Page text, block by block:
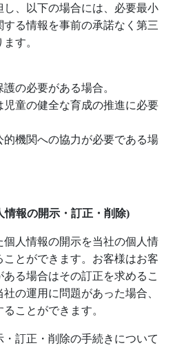
し、以下の場合には、必要最小
る情報を事前の承諾なく第三
す。
の必要がある場合。
児童の健全な育成の推進に必要
的機関への協力が必要である場
情報の開示・訂正・削除)
人情報の開示を当社の個人情
とができます。お客様はお客
る場合はその訂正を求めるこ
の運用に問題があった場合、
ことができます。
訂正・削除の手続きについて